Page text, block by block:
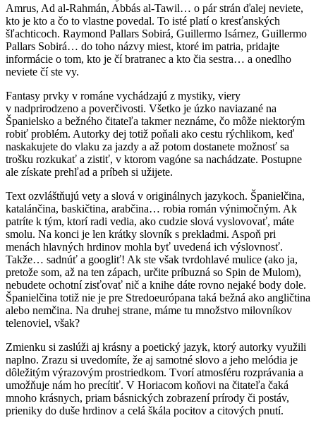
Amrus, Ad al-Rahmán, Abbás al-Tawil… o pár strán ďalej neviete,
kto je kto a čo to vlastne povedal. To isté platí o kresťanských
šľachticoch. Raymond Pallars Sobirá, Guillermo Isárnez, Guillermo
Pallars Sobirá… do toho názvy miest, ktoré im patria, pridajte
informácie o tom, kto je čí bratranec a kto čia sestra… a onedlho
neviete čí ste vy.
Fantasy prvky v románe vychádzajú z mystiky, viery
v nadprirodzeno a poverčivosti. Všetko je úzko naviazané na
Španielsko a bežného čitateľa takmer neznáme, čo môže niektorým
robiť problém. Autorky dej totiž poňali ako cestu rýchlikom, keď
naskakujete do vlaku za jazdy a až potom dostanete možnosť sa
trošku rozkukať a zistiť, v ktorom vagóne sa nachádzate. Postupne
ale získate prehľad a príbeh si užijete.
Text ozvláštňujú vety a slová v originálnych jazykoch. Španielčina,
katalánčina, baskičtina, arabčina… robia román výnimočným. Ak
patríte k tým, ktorí radi vedia, ako cudzie slová vyslovovať, máte
smolu. Na konci je len krátky slovník s prekladmi. Aspoň pri
menách hlavných hrdinov mohla byť uvedená ich výslovnosť.
Takže… sadnúť a googliť! Ak ste však tvrdohlavé mulice (ako ja,
pretože som, až na ten zápach, určite príbuzná so Spin de Mulom),
nebudete ochotní zisťovať nič a knihe dáte rovno nejaké body dole.
Španielčina totiž nie je pre Stredoeurópana taká bežná ako angličtina
alebo nemčina. Na druhej strane, máme tu množstvo milovníkov
telenoviel, však?
Zmienku si zaslúži aj krásny a poetický jazyk, ktorý autorky využili
naplno. Zrazu si uvedomíte, že aj samotné slovo a jeho melódia je
dôležitým výrazovým prostriedkom. Tvorí atmosféru rozprávania a
umožňuje nám ho precítiť. V Horiacom koňovi na čitateľa čaká
mnoho krásnych, priam básnických zobrazení prírody či postáv,
prieniky do duše hrdinov a celá škála pocitov a citových pnutí.